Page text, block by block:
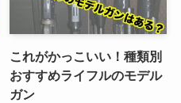
これがかっこいい！種類別
おすすめライフルのモデル
ガン